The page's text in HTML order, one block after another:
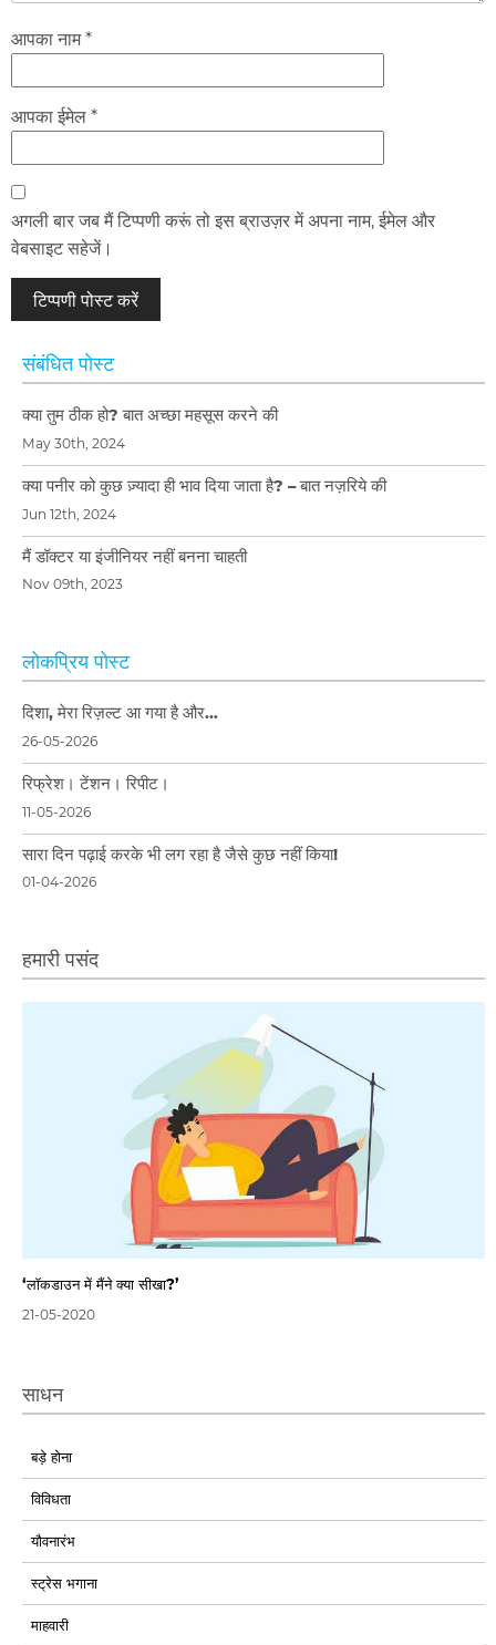
आपका नाम *
आपका ईमेल *
अगली बार जब मैं टिप्पणी करूं तो इस ब्राउज़र में अपना नाम, ईमेल और
वेबसाइट सहेजें।
संबंधित पोस्ट
क्या तुम ठीक हो? बात अच्छा महसूस करने की
May 30th, 2024
क्या पनीर को कुछ ज़्यादा ही भाव दिया जाता है? – बात नज़रिये की
Jun 12th, 2024
मैं डॉक्टर या इंजीनियर नहीं बनना चाहती
Nov 09th, 2023
लोकप्रिय पोस्ट
दिशा, मेरा रिज़ल्ट आ गया है और…
26-05-2026
रिफ्रेश। टेंशन। रिपीट।
11-05-2026
सारा दिन पढ़ाई करके भी लग रहा है जैसे कुछ नहीं किया!
01-04-2026
हमारी पसंद
‘लॉकडाउन में मैंने क्या सीखा?’
21-05-2020
साधन
बड़े होना
विविधता
यौवनारंभ
स्ट्रेस भगाना
माहवारी